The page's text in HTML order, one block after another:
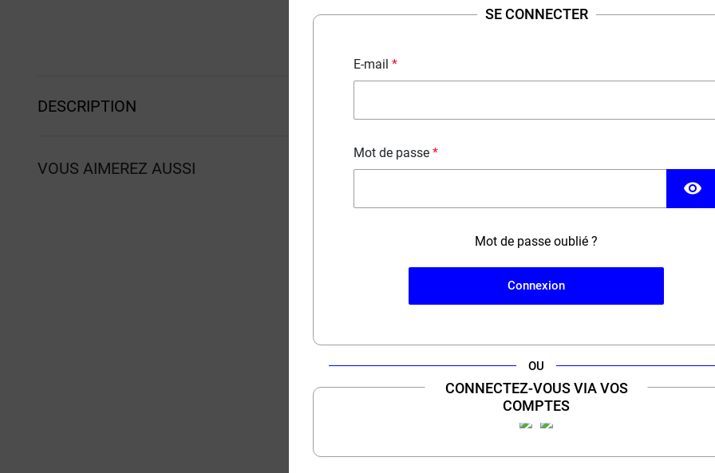
SE CONNECTER
E-mail
Mot de passe
visibility
Mot de passe oublié ?
Connexion
OU
CONNECTEZ-VOUS VIA VOS
COMPTES
DESCRIPTION FICHE TECHNIQUE QUESTION / RÉPONSE
DESCRIPTION
VOUS AIMEREZ AUSSI
10 ml
5,90 € 5,90 €